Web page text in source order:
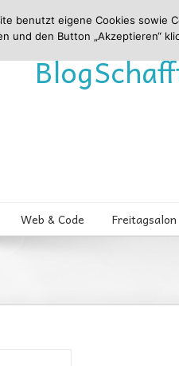
Blog
Web & Code Freitagsalon
benutzt eigene Cookies sowie
und den Button „Akzeptieren“